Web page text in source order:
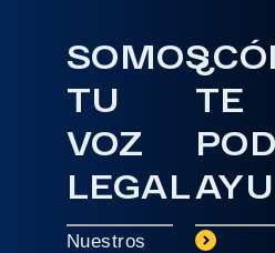
SOMOS
TU
VOZ
LEGAL
Nuestros
TE